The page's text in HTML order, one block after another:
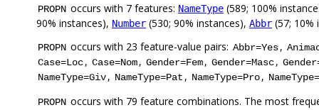
PROPN occurs with 7 features: NameType (589; 100%
90% instances), Number (530; 90% instances), Abbr (57;
PROPN occurs with 23 feature-value pairs: Abbr=Yes,
Case=Loc, Case=Nom, Gender=Fem, Gender=Masc,
NameType=Giv, NameType=Pat , NameType=Pro,
PROPN occurs with 79 feature combinations. The most